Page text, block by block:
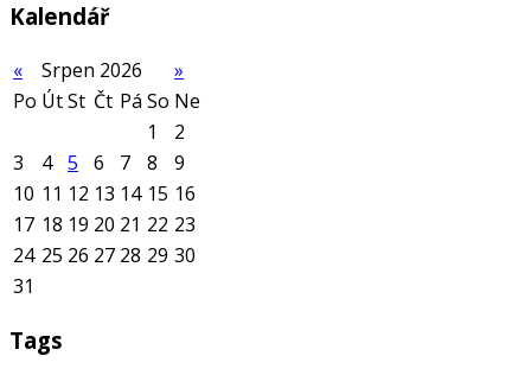
Kalendář
« Srpen 2026
»
Po ÚtSt Čt Pá So Ne
1
2
3
4 5 6 7 8
9
10 11 12 13 14 15 16
17 18 19 20 21 22 23
24 25 26 27 28 29 30
31
Tags